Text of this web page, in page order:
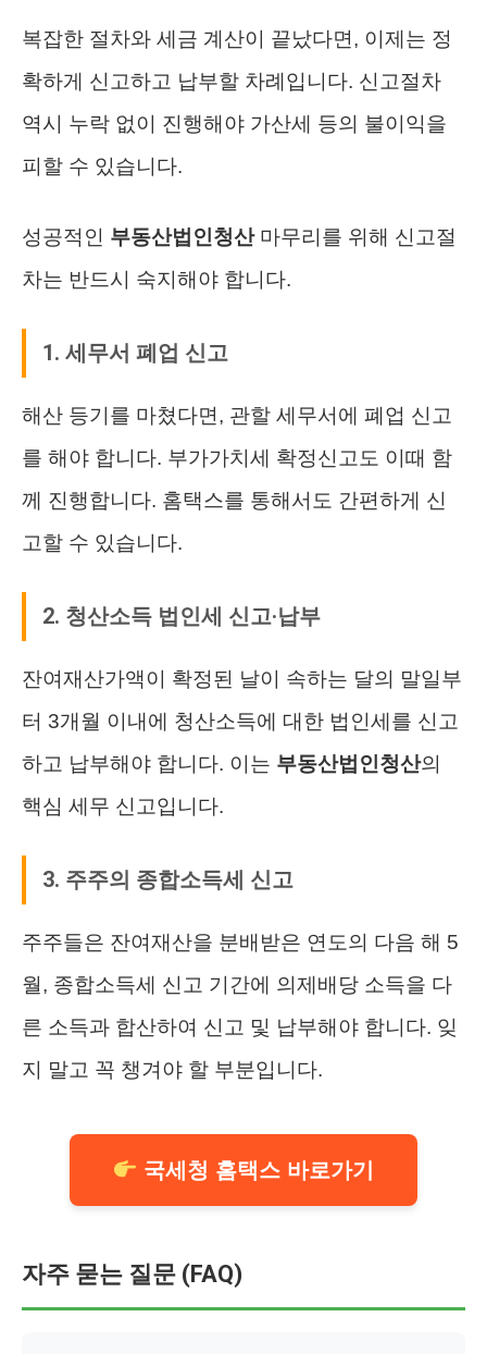
복잡한 절차와 세금 계산이 끝났다면, 이제는 정
확하게 신고하고 납부할 차례입니다. 신고절차
역시 누락 없이 진행해야 가산세 등의 불이익을
피할 수 있습니다.
성공적인 부동산법인청산마무리를 위해 신고절
차는 반드시 숙지해야 합니다.
1. 세무서 폐업 신고
해산 등기를 마쳤다면, 관할 세무서에 폐업 신고
를 해야 합니다. 부가가치세 확정신고도 이때 함
께 진행합니다. 홈택스를 통해서도 간편하게 신
고할 수 있습니다.
2. 청산소득 법인세 신고·납부
잔여재산가액이 확정된 날이 속하는 달의 말일부
터 3개월 이내에 청산소득에 대한 법인세를 신고
하고 납부해야 합니다. 이는 부동산법인청산의
핵심 세무 신고입니다.
3. 주주의 종합소득세 신고
주주들은 잔여재산을 분배받은 연도의 다음 해 5
월, 종합소득세 신고 기간에 의제배당 소득을 다
른 소득과 합산하여 신고 및 납부해야 합니다. 잊
지 말고 꼭 챙겨야 할 부분입니다.
국세청 홈택스 바로가기
자주 묻는 질문 (FAQ)